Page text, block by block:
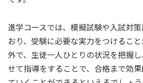
進学コースでは、模擬試験や入試対
おり、受験に必要な実力をつけるこ
外で、生徒一人ひとりの状況を把握
せて指導をすることで、合格まで効